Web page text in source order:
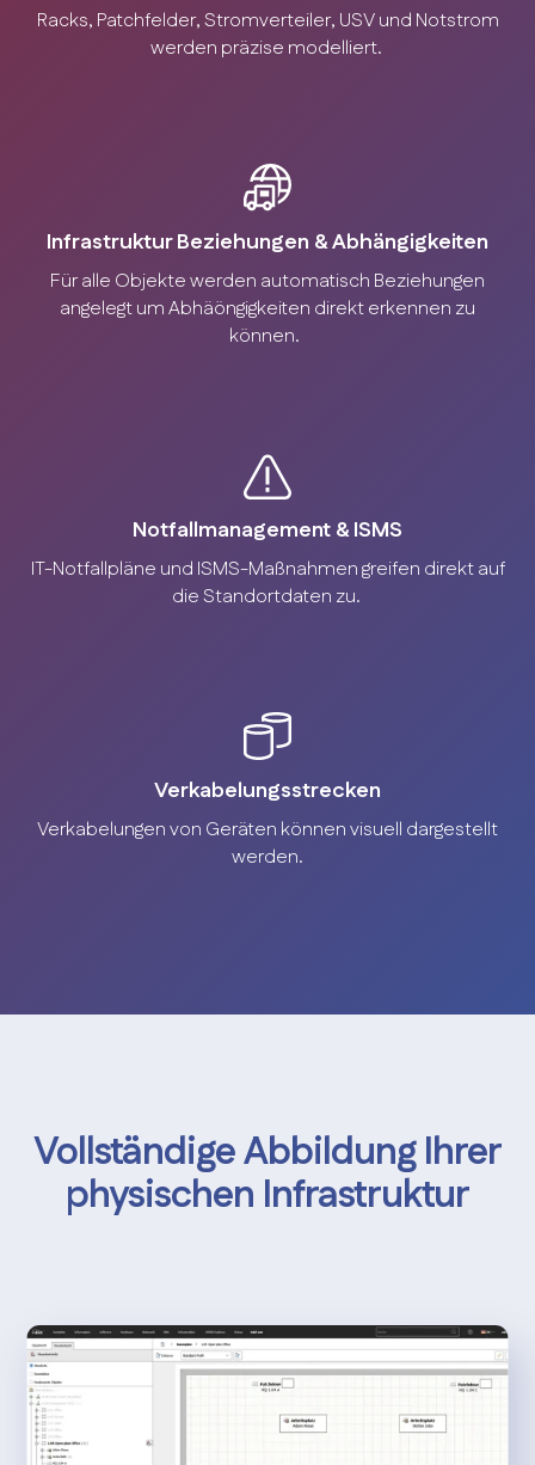
Racks, Patchfelder, Stromverteiler, USV und Notstrom
werden präzise modelliert.
Infrastruktur Beziehungen & Abhängigkeiten
Für alle Objekte werden automatisch Beziehungen
angelegt um Abhäöngigkeiten direkt erkennen zu
können.
Notfallmanagement & ISMS
IT-Notfallpläne und ISMS-Maßnahmen greifen direkt auf
die Standortdaten zu.
Verkabelungsstrecken
Verkabelungen von Geräten können visuell dargestellt
werden.
Vollständige Abbildung Ihrer
physischen Infrastruktur